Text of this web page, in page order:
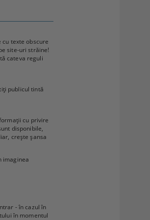
texte obscure
site-uri străine!
cateva reguli
publicul tintă
cu privire
disponibile,
crește șansa
imaginea
- în cazul în
în momentul